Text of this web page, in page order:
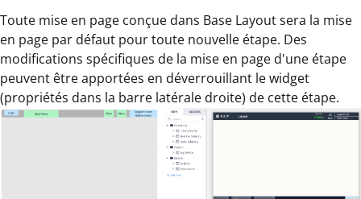
Toute mise en page conçue dans Base Layout sera la mise
en page par défaut pour toute nouvelle étape. Des
modifications spécifiques de la mise en page d'une étape
peuvent être apportées en déverrouillant le widget
(propriétés dans la barre latérale droite) de cette étape.